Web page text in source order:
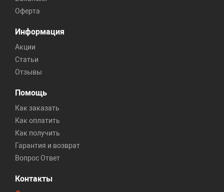
Оферта
Информация
Акции
Статьи
Отзывы
Помощь
Как заказать
Как оплатить
Как получить
Гарантия и возврат
Вопрос Ответ
Контакты